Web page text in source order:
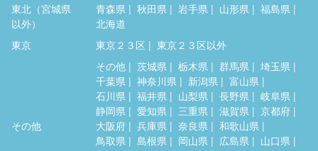
東北（宮城県
以外）
青森県 秋田県 岩手県 山形県
福島県
北海道
東京
東京２３区 東京２３区以外
その他
その他 茨城県 栃木県 群馬県
埼玉県
千葉県
神奈川県 新潟県
富山県
石川県
福井県 山梨県 長野県
岐阜県
静岡県
愛知県 三重県 滋賀県
京都府
大阪府
兵庫県 奈良県
和歌山県
鳥取県
島根県 岡山県 広島県
山口県